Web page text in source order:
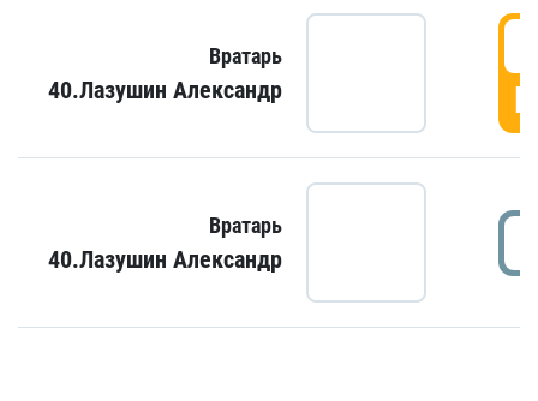
Вратарь
40.Лазушин Александр
Вратарь
40.Лазушин Александр